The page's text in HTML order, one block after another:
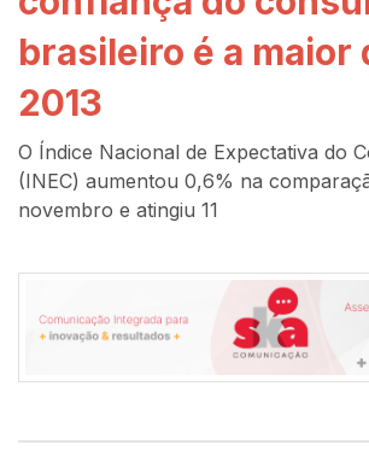
brasileiro é a maior
2013
O Índice Nacional de Expectativa do
(INEC) aumentou 0,6% na
novembro e atingiu 11